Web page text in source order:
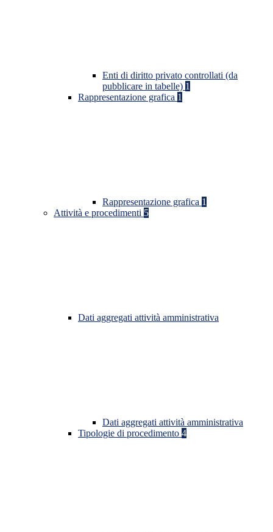
Enti di diritto privato controllati (da
pubblicare in tabelle) 1
Rappresentazione grafica 1
Rappresentazione grafica 1
Attività e procedimenti 5
Dati aggregati attività amministrativa
Dati aggregati attività amministrativa
Tipologie di procedimento 4